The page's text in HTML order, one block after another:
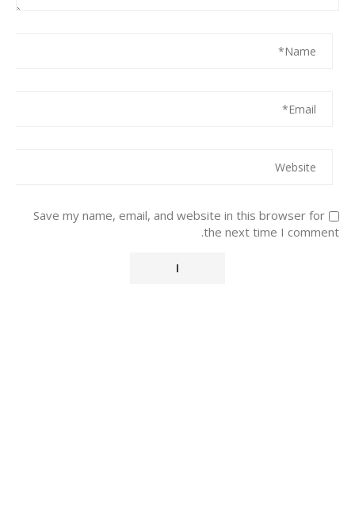
Save my name, email, and website in this browser for
the next time I comment.